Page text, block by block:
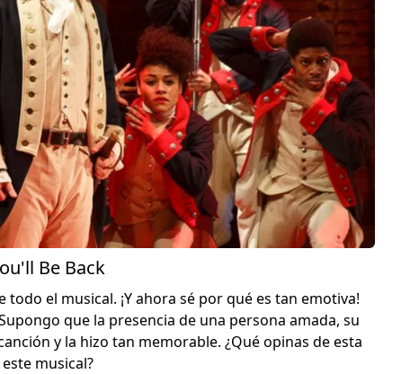
Be Back
el musical. ¡Y ahora sé por qué es tan emotiva!
que la presencia de una persona amada, su
y la hizo tan memorable. ¿Qué opinas de esta
musical?